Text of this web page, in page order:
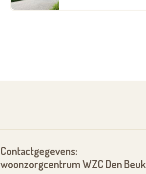
Contactgegevens:
woonzorgcentrum WZC Den Beuk